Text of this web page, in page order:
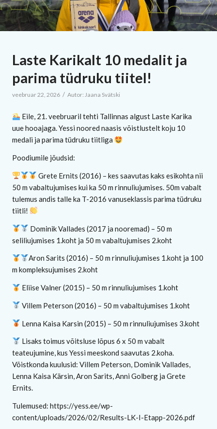
Laste Karikalt 10 medalit ja
parima tüdruku tiitel!
veebruar 22, 2026 / Autor: Jaana Svätski
Eile, 21. veebruaril tehti Tallinnas algust Laste Karika
uue hooajaga. Yessi noored naasis võistlustelt koju 10
medali ja parima tüdruku tiitliga
Poodiumile jõudsid:
Grete Ernits (2016) – kes saavutas kaks esikohta nii
50 m vabaltujumises kui ka 50 m rinnuliujumises. 50m vabalt
tulemus andis talle ka T-2016 vanuseklassis parima tüdruku
tiitli!
Dominik Vallades (2017 ja nooremad) – 50 m
seliliujumises 1.koht ja 50 m vabaltujumises 2.koht
Aron Sarits (2016) – 50 m rinnuliujumises 1.koht ja 100
m kompleksujumises 2.koht
Eliise Valner (2015) – 50 m rinnuliujumises 1.koht
Villem Peterson (2016) – 50 m vabaltujumises 1.koht
Lenna Kaisa Karsin (2015) – 50 m rinnuliujumises 3.koht
Lisaks toimus võitsluse lõpus 6 x 50 m vabalt
teateujumine, kus Yessi meeskond saavutas 2.koha.
Võistkonda kuulusid: Villem Peterson, Dominik Vallades,
Lenna Kaisa Kärsin, Aron Sarits, Anni Golberg ja Grete
Ernits.
Tulemused: https://yess.ee/wp-
content/uploads/2026/02/Results-LK-I-Etapp-2026.pdf